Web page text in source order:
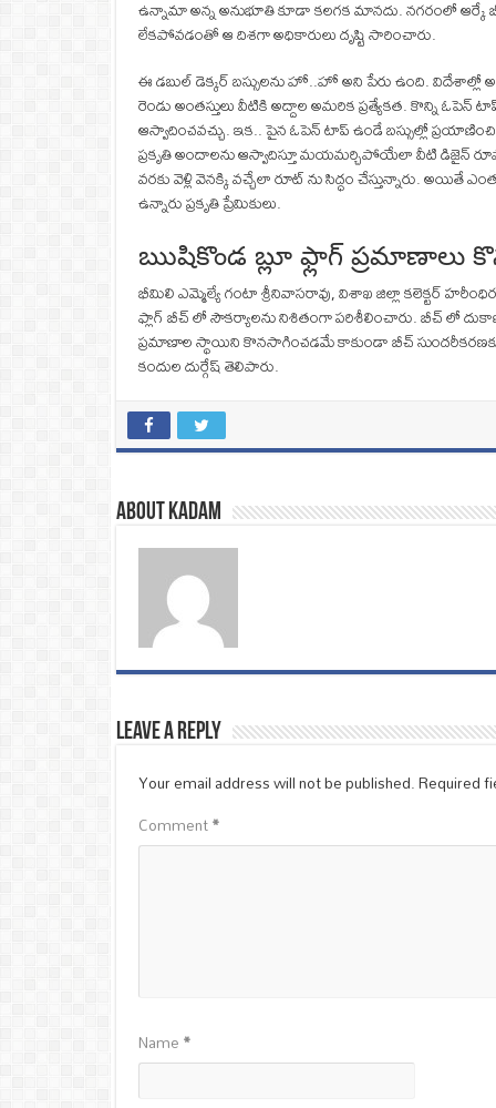
ఉన్నామా అన్న అనుభూతి కూడా కలగక మానదు. నగరంలో
లేకపోవడంతో ఆ దిశగా అధికారులు దృష్టి సారించారు.
ఈ డబుల్ డెక్కర్ బస్సులను హో..హో అని పేరు ఉంది. విదేశాల్లో
రెండు అంతస్తులు వీటికి అద్దాల అమరిక ప్రత్యేకత. కొన్ని ఓపెన్
ఆస్వాదించవచ్చు. ఇక.. పైన ఓపెన్ టాప్ ఉండే బస్సుల్లో
ప్రకృతి అందాలను ఆస్వాదిస్తూ మయమర్చిపోయేలా వీటి డిజైన్
వరకు వెళ్లి వెనక్కి వచ్చేలా రూట్ ను సిద్ధం చేస్తున్నారు.
ఉన్నారు ప్రకృతి ప్రేమికులు.
ఋషికొండ బ్లూ ఫ్లాగ్ ప్రమాణాలు
భీమిలి ఎమ్మెల్యే గంటా శ్రీనివాసరావు, విశాఖ జిల్లా కలెక్టర్
ఫ్లాగ్ బీచ్ లో సౌకర్యాలను నిశితంగా పరిశీలించారు. బీచ్ లో
ప్రమాణాల స్థాయిని కొనసాగించడమే కాకుండా బీచ్
కందుల దుర్గేష్ తెలిపారు.
About Kadam
Leave a Reply
Your email address will not be published.Required
Comment*
Name*